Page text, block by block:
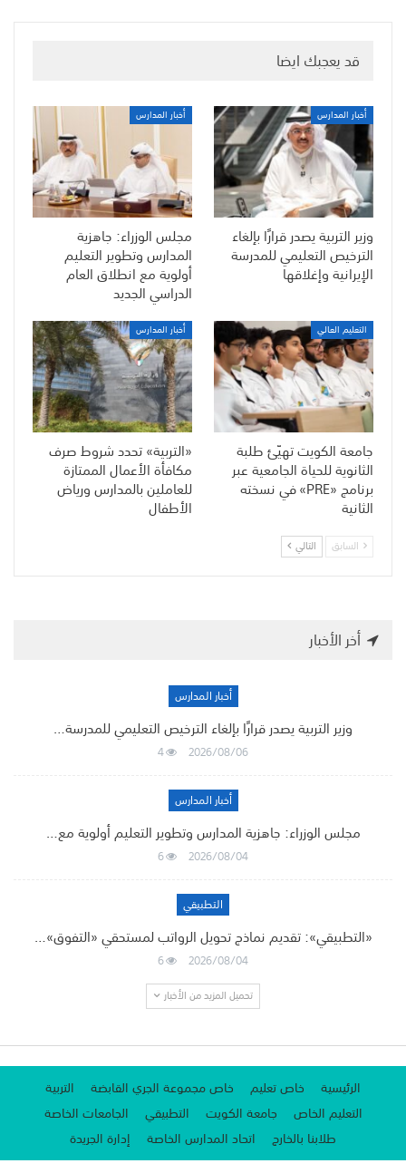
قد يعجبك ايضا
أخبار المدارس
وزير التربية يصدر قرارًا بإلغاء
الترخيص التعليمي للمدرسة
الإيرانية وإغلاقها
أخبار المدارس
مجلس الوزراء: جاهزية
المدارس وتطوير التعليم
أولوية مع انطلاق العام
الدراسي الجديد
التعليم العالي
جامعة الكويت تهيّئ طلبة
الثانوية للحياة الجامعية عبر
برنامج «PRE» في نسخته
الثانية
أخبار المدارس
«التربية» تحدد شروط صرف
مكافأة الأعمال الممتازة
للعاملين بالمدارس ورياض
الأطفال
السابق التالي
أخر الأخبار
أخبار المدارس
وزير التربية يصدر قرارًا بإلغاء الترخيص التعليمي للمدرسة…
2026/08/06
4
أخبار المدارس
مجلس الوزراء: جاهزية المدارس وتطوير التعليم أولوية مع…
2026/08/04
6
التطبيقي
«التطبيقي»: تقديم نماذج تحويل الرواتب لمستحقي «التفوق»…
2026/08/04
6
تحميل المزيد من الأخبار
الرئيسية خاص تعليم خاص مجموعة الجري القابضة
التربية
التعليم الخاص
جامعة الكويت التطبيقي
الجامعات الخاصة
طلابنا بالخارج
اتحاد المدارس الخاصة إدارة الجريدة